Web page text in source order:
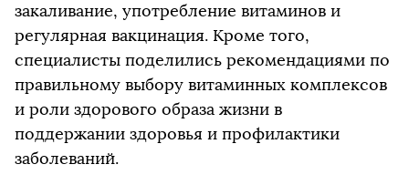
закаливание, употребление витаминов и
регулярная вакцинация. Кроме того,
специалисты поделились рекомендациями по
правильному выбору витаминных комплексов
и роли здорового образа жизни в
поддержании здоровья и профилактики
заболеваний.